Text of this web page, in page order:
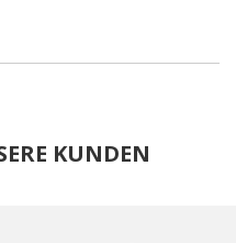
KUNDEN